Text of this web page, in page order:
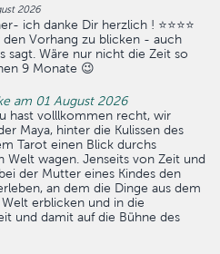
2026
ich danke Dir herzlich ! ⭐️⭐️⭐️⭐️
Vorhang zu blicken - auch
sagt. Wäre nur nicht die Zeit so
9 Monate 😉
am 01 August 2026
hast volllkommen recht, wir
Maya, hinter die Kulissen des
Tarot einen Blick durchs
Welt wagen. Jenseits von Zeit und
der Mutter eines Kindes den
an dem die Dinge aus dem
erblicken und in die
und damit auf die Bühne des